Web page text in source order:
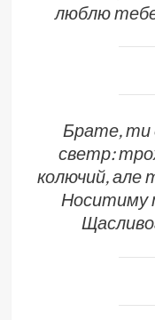
люблю
Брате, ти
светр:
колючий, але
Носитиму